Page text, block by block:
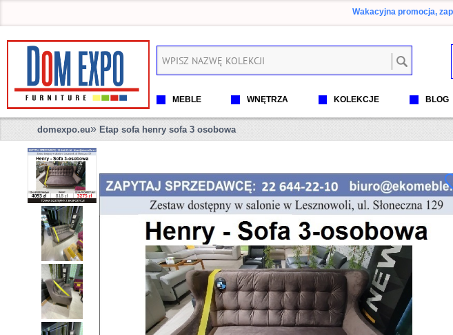
Wakacyjna promocja,
MEBLE WNĘTRZA KOLEKCJE BLOG
domexpo.eu» Etap sofa henry sofa 3 osobowa